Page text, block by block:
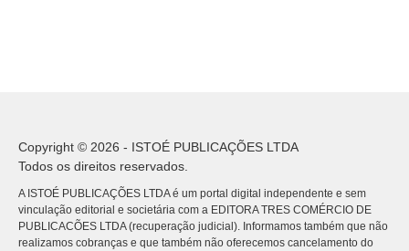
Copyright © 2026 - ISTOÉ PUBLICAÇÕES LTDA
Todos os direitos reservados.
A ISTOÉ PUBLICAÇÕES LTDA é um portal digital independente e sem
vinculação editorial e societária com a EDITORA TRES COMÉRCIO DE
PUBLICACÕES LTDA (recuperação judicial). Informamos também que não
realizamos cobranças e que também não oferecemos cancelamento do